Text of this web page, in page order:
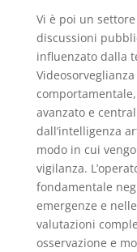
Vi è poi un
discussioni
influenzato dalla
avanzato e
dall’intelligenza
modo in cui
vigilanza.
fondamentale
emergenze e
valutazioni
osservazione e